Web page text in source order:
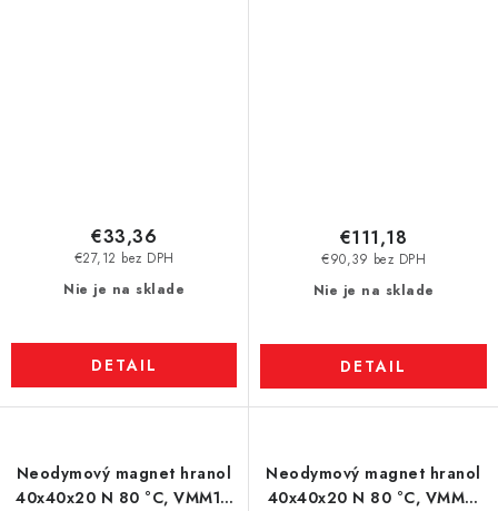
Nie je na sklade
€27,12 bez DPH
€33,36
DETAIL
Nie je na sklade
€90,39 bez DPH
€111,18
DETAIL
Neodymový magnet hranol
40x40x20 N 80 °C, VMM11-
Neodymový magnet hranol
40x40x20 N 80 °C, VMM5-